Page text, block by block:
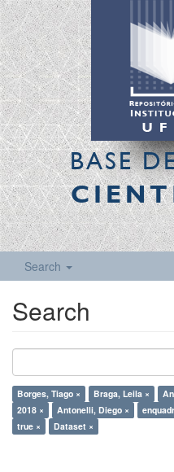
BASE
Search
Search
Borges, Tiago × Braga, Leila ×
2018 ×
Antonelli, Diego ×
true ×
Dataset ×